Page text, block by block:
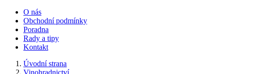
O nás
Obchodní podmínky
Poradna
Rady a tipy
Kontakt
Úvodní strana
Vinohradnictví